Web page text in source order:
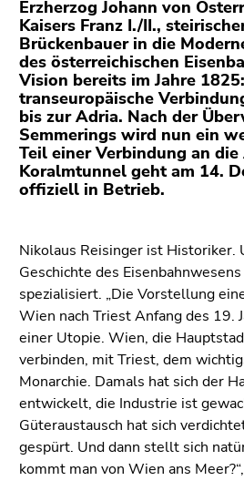
Zu
den
Zusatzinformationen
(Zugriffstaste
5)
Zu
den
Seiteneinstellungen
(Benutzer/Sprache)
Zur
Suche
(Zugriffstaste
9)
Erzherzog Johann von
Kaisers Franz I./II.,
Brückenbauer in die
des österreichischen
Vision bereits im Jahre
transeuropäische
bis zur Adria. Nach der
Semmerings wird nun ein
Teil einer Verbindung an
Koralmtunnel geht am 14.
offiziell in Betrieb.
Nikolaus Reisinger ist Historiker.
Geschichte des
spezialisiert. „Die Vorstellung
Wien nach Triest Anfang des 19.
einer Utopie. Wien, die
verbinden, mit Triest, dem
Monarchie. Damals hat sich der
entwickelt, die Industrie ist
Güteraustausch hat sich
gespürt. Und dann stellt sich
kommt man von Wien ans